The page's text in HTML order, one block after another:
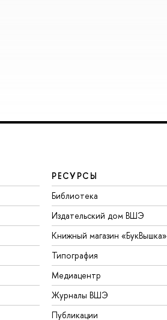
РЕСУРСЫ
Библиотека
Издательский дом ВШЭ
Книжный магазин «БукВышка»
Типография
Медиацентр
Журналы ВШЭ
Публикации